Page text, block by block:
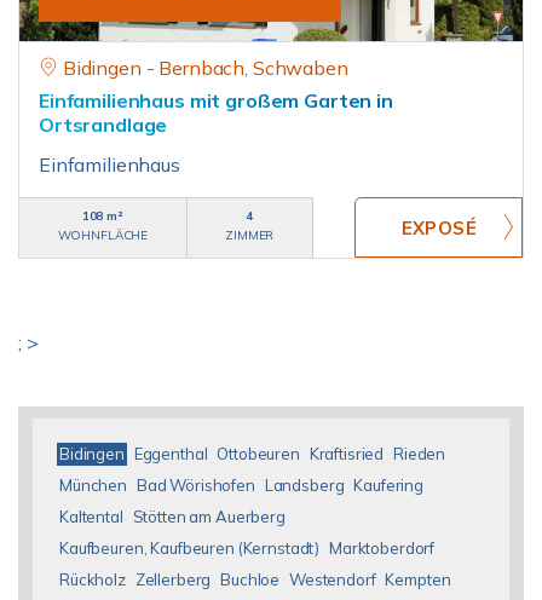
Bidingen - Bernbach, Schwaben
Einfamilienhaus mit großem Garten in
Ortsrandlage
Einfamilienhaus
108 m²
WOHNFLÄCHE
4
ZIMMER
; >
Bidingen Eggenthal Ottobeuren Kraftisried Rieden
München Bad Wörishofen Landsberg Kaufering
Kaltental
Stötten am Auerberg
Kaufbeuren, Kaufbeuren (Kernstadt) Marktoberdorf
Rückholz Zellerberg Buchloe Westendorf Kempten